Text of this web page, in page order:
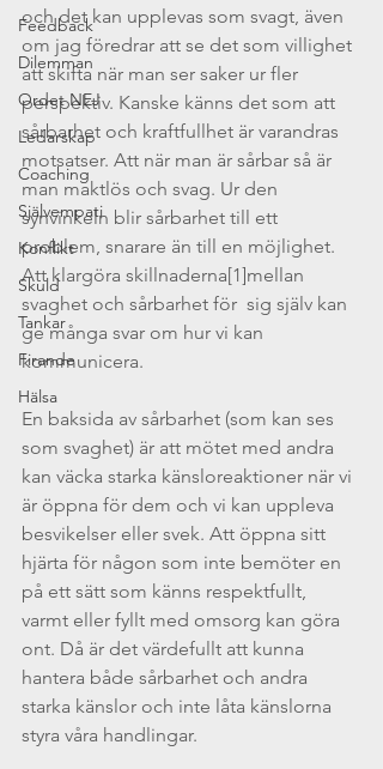
Feedback
Dilemman
Ordet NEJ
Ledarskap
Coaching
Självempati
Konflikt
Skuld
Tankar
Firande
Hälsa
och det kan upplevas som svagt, även
om jag föredrar att se det som villighet
att skifta när man ser saker ur fler
perspektiv. Kanske känns det som att
sårbarhet och kraftfullhet är varandras
motsatser. Att när man är sårbar så är
man maktlös och svag. Ur den
synvinkeln blir sårbarhet till ett
problem, snarare än till en möjlighet.
Att klargöra skillnaderna[1]mellan
svaghet och sårbarhet för  sig själv kan
ge många svar om hur vi kan
kommunicera.
En baksida av sårbarhet (som kan ses
som svaghet) är att mötet med andra
kan väcka starka känsloreaktioner när vi
är öppna för dem och vi kan uppleva
besvikelser eller svek. Att öppna sitt
hjärta för någon som inte bemöter en
på ett sätt som känns respektfullt,
varmt eller fyllt med omsorg kan göra
ont. Då är det värdefullt att kunna
hantera både sårbarhet och andra
starka känslor och inte låta känslorna
styra våra handlingar.